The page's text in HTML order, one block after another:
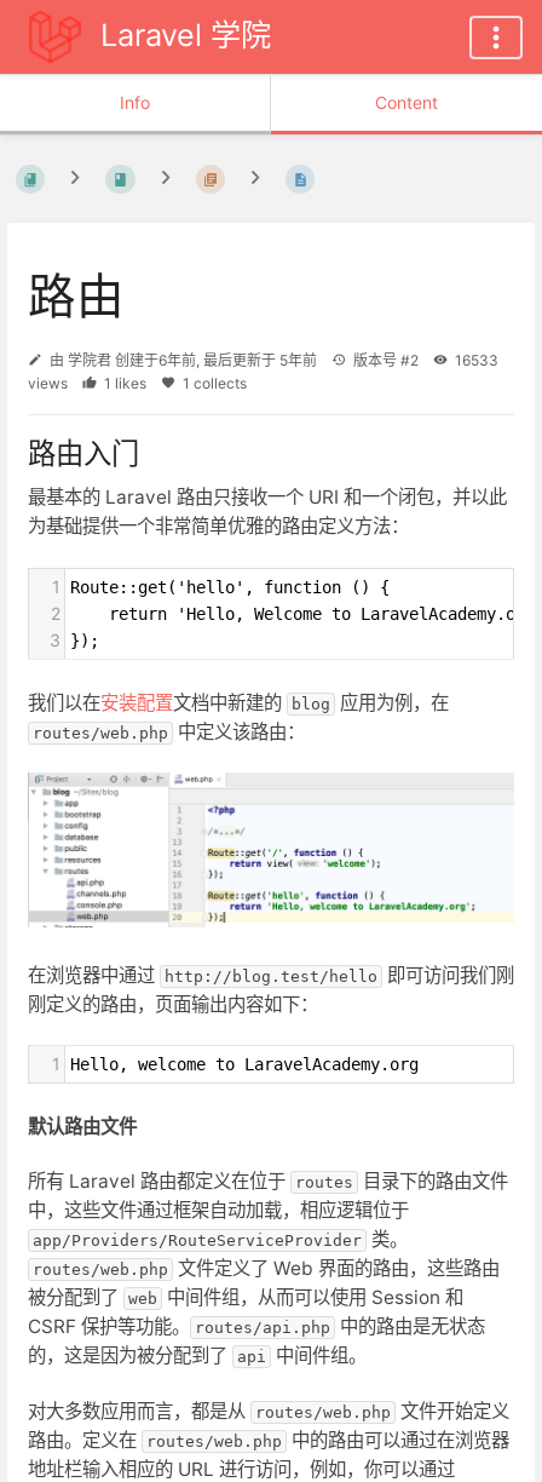
Laravel 学院
Info Content
路由
由 学院君 创建于6年前, 最后更新于 5年前 版本号 #2
16533
views
1 likes 1 collects
路由入门
最基本的 Laravel 路由只接收一个 URI 和一个闭包，并以此
为基础提供一个非常简单优雅的路由定义方法：
1 Route::get('hello', function () {
2
return 'Hello, Welcome to
3 });
我们以在安装配置文档中新建的 blog 应用为例，在
routes/web.php 中定义该路由：
在浏览器中通过 http://blog.test/hello
即可访问我们刚
刚定义的路由，页面输出内容如下：
1 Hello, welcome to LaravelAcademy.org
默认路由文件
所有 Laravel 路由都定义在位于 routes
目录下的路由文件
中，这些文件通过框架自动加载，相应逻辑位于
app/Providers/RouteServiceProvider 类。
routes/web.php 文件定义了 Web 界面的路由，这些路由
被分配到了 web
中间件组，从而可以使用 Session 和
CSRF 保护等功能。
routes/api.php
中的路由是无状态
的，这是因为被分配到了
api 中间件组。
对大多数应用而言，都是从 routes/web.php 文件开始定义
路由。定义在
routes/web.php
中的路由可以通过在浏览器
地址栏输入相应的 URL 进行访问，例如，你可以通过